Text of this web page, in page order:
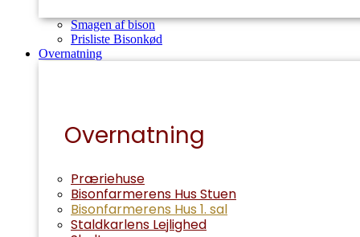
Smagen af bison
Prisliste Bisonkød
Overnatning
Overnatning
Præriehuse
Bisonfarmerens Hus Stuen
Bisonfarmerens Hus 1. sal
Staldkarlens Lejlighed